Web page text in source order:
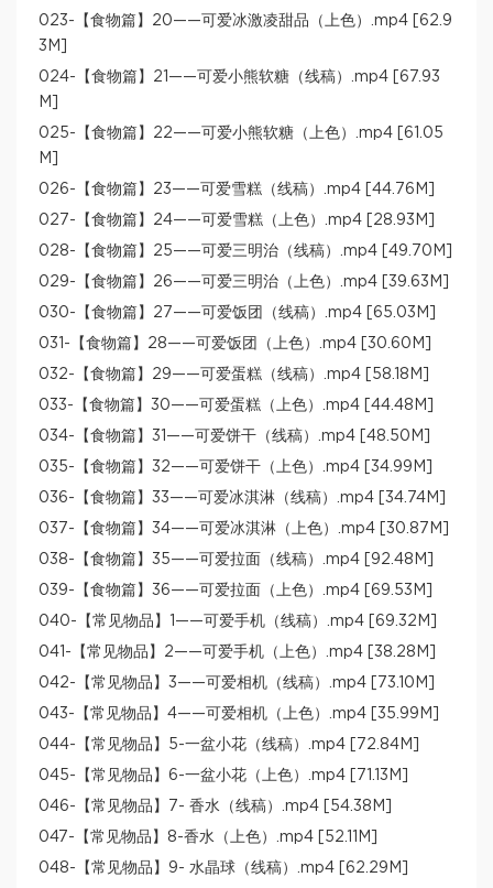
023-【食物篇】20——可爱冰激凌甜品（上色）.mp4 [62.9
3M]
024-【食物篇】21——可爱小熊软糖（线稿）.mp4 [67.93
M]
025-【食物篇】22——可爱小熊软糖（上色）.mp4 [61.05
M]
026-【食物篇】23——可爱雪糕（线稿）.mp4 [44.76M]
027-【食物篇】24——可爱雪糕（上色）.mp4 [28.93M]
028-【食物篇】25——可爱三明治（线稿）.mp4 [49.70M]
029-【食物篇】26——可爱三明治（上色）.mp4 [39.63M]
030-【食物篇】27——可爱饭团（线稿）.mp4 [65.03M]
031-【食物篇】28——可爱饭团（上色）.mp4 [30.60M]
032-【食物篇】29——可爱蛋糕（线稿）.mp4 [58.18M]
033-【食物篇】30——可爱蛋糕（上色）.mp4 [44.48M]
034-【食物篇】31——可爱饼干（线稿）.mp4 [48.50M]
035-【食物篇】32——可爱饼干（上色）.mp4 [34.99M]
036-【食物篇】33——可爱冰淇淋（线稿）.mp4 [34.74M]
037-【食物篇】34——可爱冰淇淋（上色）.mp4 [30.87M]
038-【食物篇】35——可爱拉面（线稿）.mp4 [92.48M]
039-【食物篇】36——可爱拉面（上色）.mp4 [69.53M]
040-【常见物品】1——可爱手机（线稿）.mp4 [69.32M]
041-【常见物品】2——可爱手机（上色）.mp4 [38.28M]
042-【常见物品】3——可爱相机（线稿）.mp4 [73.10M]
043-【常见物品】4——可爱相机（上色）.mp4 [35.99M]
044-【常见物品】5-一盆小花（线稿）.mp4 [72.84M]
045-【常见物品】6-一盆小花（上色）.mp4 [71.13M]
046-【常见物品】7- 香水（线稿）.mp4 [54.38M]
047-【常见物品】8-香水（上色）.mp4 [52.11M]
048-【常见物品】9- 水晶球（线稿）.mp4 [62.29M]